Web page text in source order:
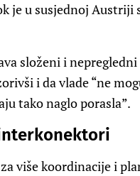
je u susjednoj Austriji
složeni i
i da vlade “ne
tako naglo porasla”.
više koordinacije i